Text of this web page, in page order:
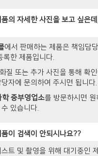
의 자세한 사진을 보고 싶은
에서 판매하는 제품은 책임담
록한 제품입니다.
질 또는 추가 사진을 통해 확
자에 문의하여 주시면 됩니다.
학 중부영업소를 방문하시면 원
있습니다.
이 검색이 안되시나요??
트 및 촬영을 위해 대기중인